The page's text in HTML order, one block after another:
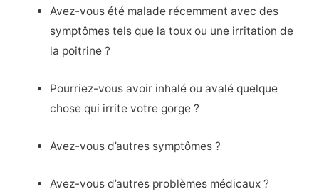
Avez-vous été malade récemment avec des
symptômes tels que la toux ou une irritation de
la poitrine ?
Pourriez-vous avoir inhalé ou avalé quelque
chose qui irrite votre gorge ?
Avez-vous d’autres symptômes ?
Avez-vous d’autres problèmes médicaux ?